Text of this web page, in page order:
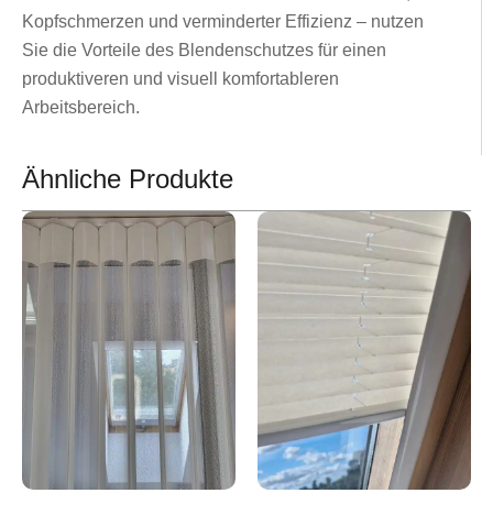
Kopfschmerzen und verminderter Effizienz – nutzen
Sie die Vorteile des Blendenschutzes für einen
produktiveren und visuell komfortableren
Arbeitsbereich.
Ähnliche Produkte